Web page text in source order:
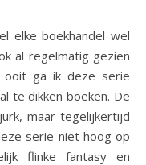
elke boekhandel wel
al regelmatig gezien
ga ik deze serie
te dikken boeken. De
maar tegelijkertijd
serie niet hoog op
flinke fantasy en